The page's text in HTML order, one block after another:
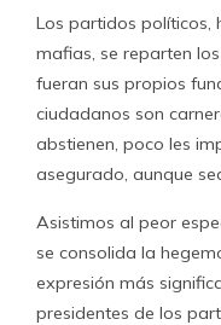
Los partidos políticos,
mafias, se reparten
fueran sus propios
ciudadanos son
abstienen, poco les
asegurado, aunque
Asistimos al peor
se consolida la
expresión más
presidentes de los